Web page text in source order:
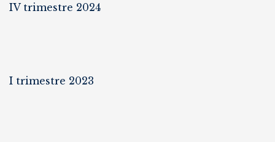
IV trimestre 2024
I trimestre 2023